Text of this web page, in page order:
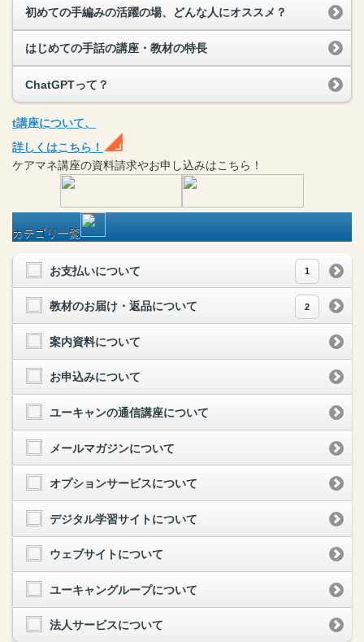
初めての手編みの活躍の場、どんな人にオススメ？
はじめての手話の講座・教材の特長
ChatGPTって？
t講座について、
詳しくはこちら！
ケアマネ講座の資料請求やお申し込みはこちら！
カテゴリ一覧
お支払いについて 1
教材のお届け・返品について 2
案内資料について
お申込みについて
ユーキャンの通信講座について
メールマガジンについて
オプションサービスについて
デジタル学習サイトについて
ウェブサイトについて
ユーキャングループについて
法人サービスについて